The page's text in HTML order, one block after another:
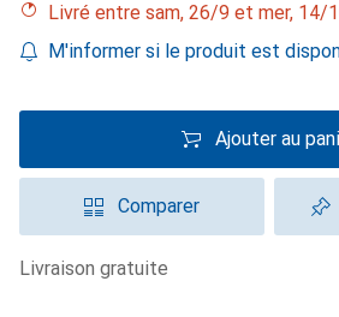
Livré entre sam, 26/9 et mer, 14/
M'informer si le produit est
Ajouter au
Comparer
livraison gratuite